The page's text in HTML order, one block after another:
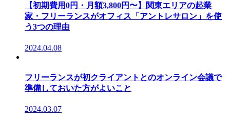
【初期費用0円・月額3,800円〜】関東エリアの起業
家・フリーランスがオフィス「アントレサロン」を使
う3つの理由
2024.04.08
フリーランスが初クライアントとのオンライン会議で
準備しておいた方がよいこと
2024.03.07